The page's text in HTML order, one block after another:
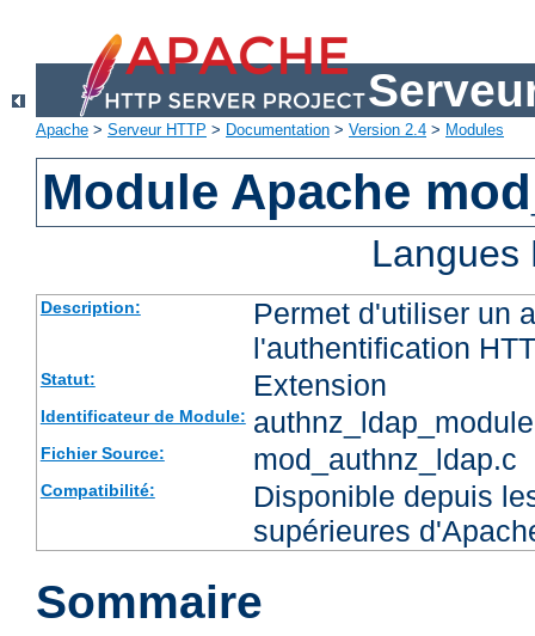
Apache > Serveur HTTP > Documentation > Version 2.4 > Modules
Module Apache
Description:
Permet d'utiliser un
l'authentification
Statut: Extension
Identificateur de Module: authnz_ldap_module
Fichier Source: mod_authnz_ldap.c
Compatibilité:
Disponible depuis
supérieures
Sommaire